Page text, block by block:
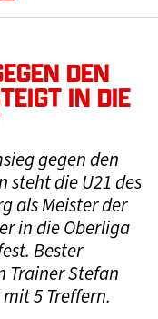
DEN
IN DIE
gegen den
steht die U21 des
als Meister der
in die Oberliga
Bester
Trainer Stefan
5 Treffern.